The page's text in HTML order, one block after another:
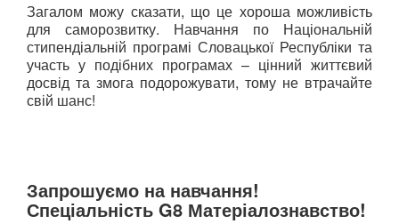
Загалом можу сказати, що це хороша можливість
для саморозвитку. Навчання по Національній
стипендіальній програмі Словацької Республіки та
участь у подібних програмах – цінний життєвий
досвід та змога подорожувати, тому не втрачайте
свій шанс!
Запрошуємо на навчання!
Спеціальність G8 Матеріалознавство!